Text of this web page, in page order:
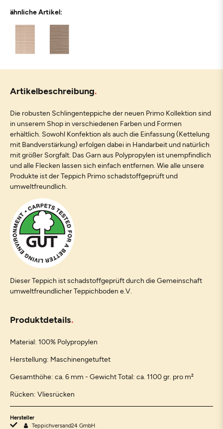
ähnliche Artikel:
Artikelbeschreibung
Die robusten Schlingenteppiche der neuen Primo Kollektion sind
in unserem Shop in verschiedenen Farben und Formen
erhältlich. Sowohl Konfektion als auch die Einfassung (Kettelung
mit Bandverstärkung) erfolgen dabei in Handarbeit und natürlich
mit größer Sorgfalt. Das Garn aus Polypropylen ist unempfindlich
und alle Flecken lassen sich einfach entfernen. Wie alle unsere
Produkte ist der Teppich Primo schadstoffgeprüft und
umweltfreundlich.
Dieser Teppich ist schadstoffgeprüft durch die Gemeinschaft
umweltfreundlicher Teppichboden e.V.
Produktdetails
Material: 100% Polypropylen
Herstellung: Maschinengetuftet
Gesamthöhe: ca. 6 mm - Gewicht Total: ca. 1100 gr. pro m²
Rücken: Vliesrücken
Hersteller
Teppichversand24 GmbH